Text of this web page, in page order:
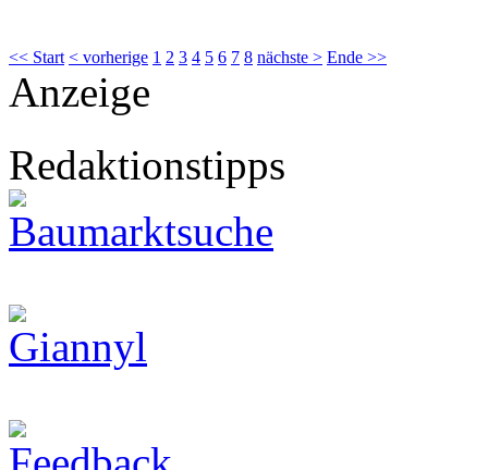
<< Start < vorherige 1 2 3 4 5 6 7 8 nächste > Ende >>
Anzeige
Redaktionstipps